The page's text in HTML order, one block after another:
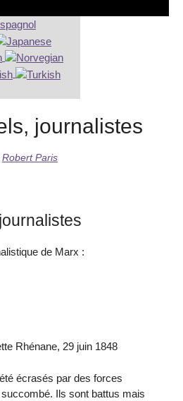
journalistes
Robert Paris
de Marx :
Rhénane, 29 juin 1848
écrasés par des forces
Ils sont battus mais